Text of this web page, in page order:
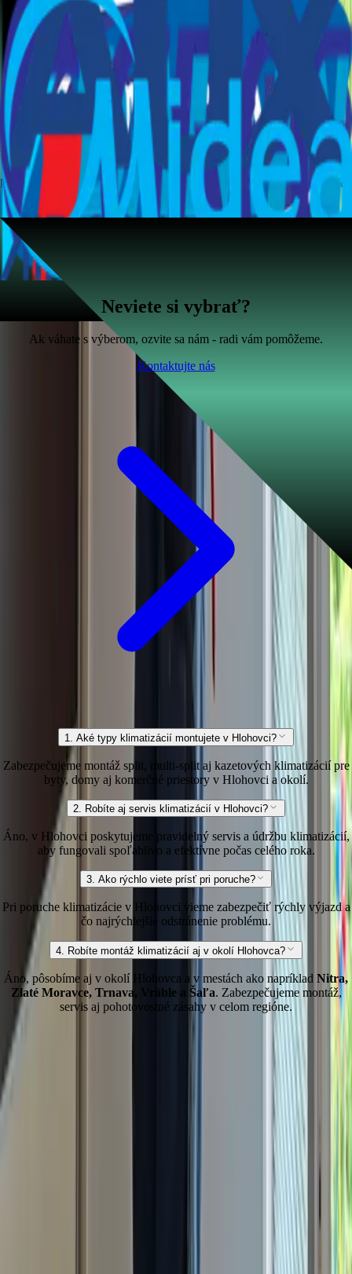
Spoľahlivé klimatizácie od overených
značiek
Pracujeme s overenými značkami ako
Carrier, Samsung, Daikin,
aMidea, ktoré sú známe svojou spoľahlivosťou a
úspornou prevádzkou. Vďaka nim vieme zabezpečiť dlhú životnosť a
bezproblémový chod klimatizácie v každom priestore. Montáž aj servis
robíme s dôrazom na kvalitu a používame iba osvedčené
komponenty.
Popri nich pracujeme aj s inými značkami klimatizácií
podľa potreby zákazníka.
Neviete si vybrať?
Ak váhate s výberom, ozvite sa nám - radi vám pomôžeme.
Kontaktujte nás
1. Aké typy klimatizácií montujete v Hlohovci?
Zabezpečujeme montáž split, multi-split aj kazetových klimatizácií pre
byty, domy aj komerčné priestory v Hlohovci a okolí.
2. Robíte aj servis klimatizácií v Hlohovci?
Áno, v Hlohovci poskytujeme pravidelný servis a údržbu klimatizácií,
aby fungovali spoľahlivo a efektívne počas celého roka.
3. Ako rýchlo viete prísť pri poruche?
Pri poruche klimatizácie v Hlohovci vieme zabezpečiť rýchly výjazd a
čo najrýchlejšie odstránenie problému.
4. Robíte montáž klimatizácií aj v okolí Hlohovca?
Áno, pôsobíme aj v okolí Hlohovca a v mestách ako napríklad Nitra,
Zlaté Moravce, Trnava, Vráble a Šaľa. Zabezpečujeme montáž,
servis aj pohotovostné zásahy v celom regióne.
K L I
Montáž a servis klimatizácií a tepelných čerpadiel